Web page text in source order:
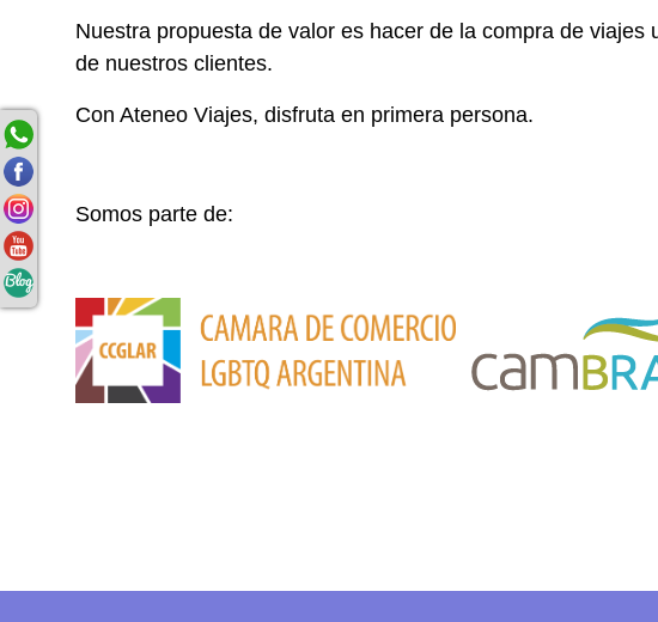
Nuestra propuesta de valor es hacer de la compra de
de nuestros clientes.
Con Ateneo Viajes, disfruta en primera persona.
Somos parte de: